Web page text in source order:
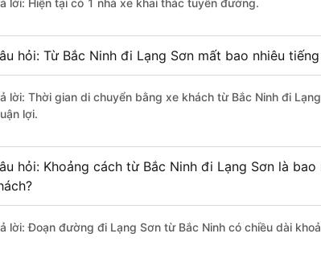
lời: Hiện tại có 1 nhà xe khai thác tuyến đường.
hỏi: Từ Bắc Ninh đi Lạng Sơn mất bao nhiêu
lời: Thời gian di chuyển bằng xe khách từ Bắc Ninh đi
lợi.
hỏi: Khoảng cách từ Bắc Ninh đi Lạng Sơn là
lời: Đoạn đường đi Lạng Sơn từ Bắc Ninh có chiều dài